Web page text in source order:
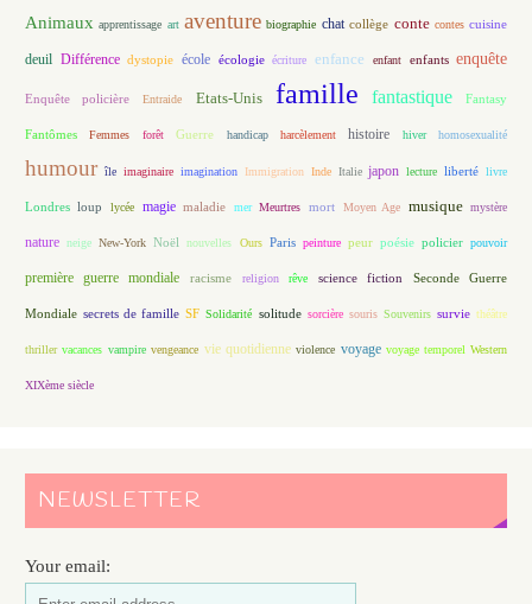
Animaux apprentissage art aventure biographie chat collège conte contes cuisine
deuil Différence dystopie école écologie écriture enfance enfant enfants enquête
Enquête policière Entraide Etats-Unis famille fantastique Fantasy
Fantômes Femmes forêt Guerre handicap harcèlement histoire hiver homosexualité
humour île imaginaire imagination Immigration Inde Italie japon lecture liberté livre
Londres loup lycée magie maladie mer Meurtres mort Moyen Age musique mystère
nature neige New-York Noël nouvelles Ours Paris peinture peur poésie policier pouvoir
première guerre mondiale racisme religion rêve science fiction Seconde Guerre
Mondiale secrets de famille SF Solidarité solitude sorcière souris Souvenirs survie théâtre
thriller vacances vampire vengeance vie quotidienne violence voyage voyage temporel Western
XIXème siècle
NEWSLETTER
Your email: